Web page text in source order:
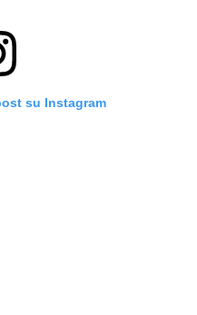
su Instagram